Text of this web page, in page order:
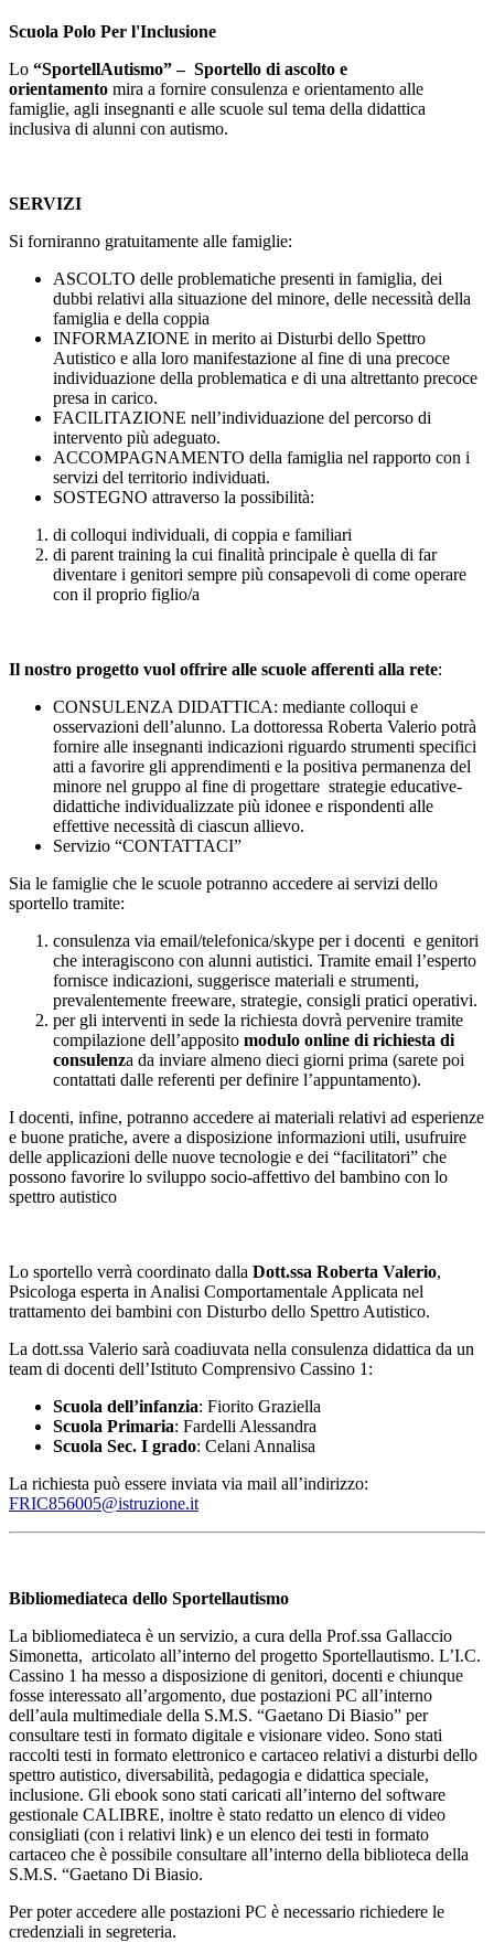
Scuola Polo Per l'Inclusione
Lo “SportellAutismo” – Sportello di ascolto e
orientamento mira a fornire consulenza e orientamento alle
famiglie, agli insegnanti e alle scuole sul tema della didattica
inclusiva di alunni con autismo.
SERVIZI
Si forniranno gratuitamente alle famiglie:
ASCOLTO delle problematiche presenti in famiglia, dei
dubbi relativi alla situazione del minore, delle necessità della
famiglia e della coppia
INFORMAZIONE in merito ai Disturbi dello Spettro
Autistico e alla loro manifestazione al fine di una precoce
individuazione della problematica e di una altrettanto precoce
presa in carico.
FACILITAZIONE nell’individuazione del percorso di
intervento più adeguato.
ACCOMPAGNAMENTO della famiglia nel rapporto con i
servizi del territorio individuati.
SOSTEGNO attraverso la possibilità:
di colloqui individuali, di coppia e familiari
di parent training la cui finalità principale è quella di far
diventare i genitori sempre più consapevoli di come operare
con il proprio figlio/a
Il nostro progetto vuol offrire alle scuole afferenti alla rete:
CONSULENZA DIDATTICA: mediante colloqui e
osservazioni dell’alunno. La dottoressa Roberta Valerio potrà
fornire alle insegnanti indicazioni riguardo strumenti specifici
atti a favorire gli apprendimenti e la positiva permanenza del
minore nel gruppo al fine di progettare strategie educative-
didattiche individualizzate più idonee e rispondenti alle
effettive necessità di ciascun allievo.
Servizio “CONTATTACI”
Sia le famiglie che le scuole potranno accedere ai servizi dello
sportello tramite:
consulenza via email/telefonica/skype per i docenti e genitori
che interagiscono con alunni autistici. Tramite email l’esperto
fornisce indicazioni, suggerisce materiali e strumenti,
prevalentemente freeware, strategie, consigli pratici operativi.
per gli interventi in sede la richiesta dovrà pervenire tramite
compilazione dell’apposito modulo online di richiesta di
consulenza da inviare almeno dieci giorni prima (sarete poi
contattati dalle referenti per definire l’appuntamento).
I docenti, infine, potranno accedere ai materiali relativi ad esperienze
e buone pratiche, avere a disposizione informazioni utili, usufruire
delle applicazioni delle nuove tecnologie e dei “facilitatori” che
possono favorire lo sviluppo socio-affettivo del bambino con lo
spettro autistico
Lo sportello verrà coordinato dalla Dott.ssa Roberta Valerio,
Psicologa esperta in Analisi Comportamentale Applicata nel
trattamento dei bambini con Disturbo dello Spettro Autistico.
La dott.ssa Valerio sarà coadiuvata nella consulenza didattica da un
team di docenti dell’Istituto Comprensivo Cassino 1:
Scuola dell’infanzia: Fiorito Graziella
Scuola Primaria: Fardelli Alessandra
Scuola Sec. I grado: Celani Annalisa
La richiesta può essere inviata via mail all’indirizzo:
FRIC856005@istruzione.it
Bibliomediateca dello Sportellautismo
La bibliomediateca è un servizio, a cura della Prof.ssa Gallaccio
Simonetta, articolato all’interno del progetto Sportellautismo. L’I.C.
Cassino 1 ha messo a disposizione di genitori, docenti e chiunque
fosse interessato all’argomento, due postazioni PC all’interno
dell’aula multimediale della S.M.S. “Gaetano Di Biasio” per
consultare testi in formato digitale e visionare video. Sono stati
raccolti testi in formato elettronico e cartaceo relativi a disturbi dello
spettro autistico, diversabilità, pedagogia e didattica speciale,
inclusione. Gli ebook sono stati caricati all’interno del software
gestionale CALIBRE, inoltre è stato redatto un elenco di video
consigliati (con i relativi link) e un elenco dei testi in formato
cartaceo che è possibile consultare all’interno della biblioteca della
S.M.S. “Gaetano Di Biasio.
Per poter accedere alle postazioni PC è necessario richiedere le
credenziali in segreteria.